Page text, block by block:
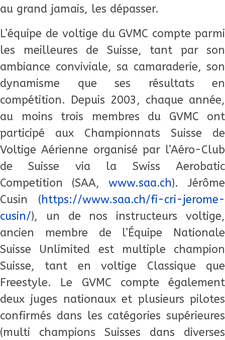
au grand jamais, les dépasser.
L’équipe de voltige du GVMC compte parmi
les meilleures de Suisse, tant par son
ambiance conviviale, sa camaraderie, son
dynamisme que ses résultats en
compétition. Depuis 2003, chaque année,
au moins trois membres du GVMC ont
participé aux Championnats Suisse de
Voltige Aérienne organisé par l’Aéro-Club
de Suisse via la Swiss Aerobatic
Competition (SAA, www.saa.ch). Jérôme
Cusin (https://www.saa.ch/fi-cri-jerome-
cusin/), un de nos instructeurs voltige,
ancien membre de l’Équipe Nationale
Suisse Unlimited est multiple champion
Suisse, tant en voltige Classique que
Freestyle. Le GVMC compte également
deux juges nationaux et plusieurs pilotes
confirmés dans les catégories supérieures
(multi champions Suisses dans diverses